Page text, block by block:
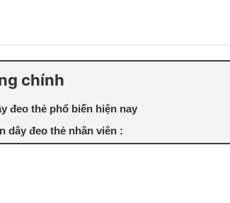
chính
đeo thẻ phổ biến hiện nay
dây đeo thẻ nhân viên :